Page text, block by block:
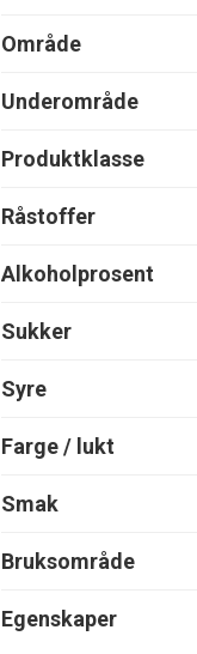
Område
Underområde
Produktklasse
Råstoffer
Alkoholprosent
Sukker
Syre
Farge / lukt
Smak
Bruksområde
Egenskaper